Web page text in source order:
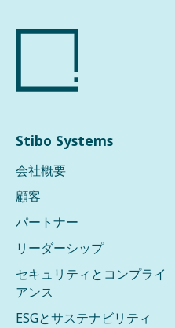
Stibo Systems
会社概要
顧客
パートナー
リーダーシップ
セキュリティとコンプライ
アンス
ESGとサステナビリティ